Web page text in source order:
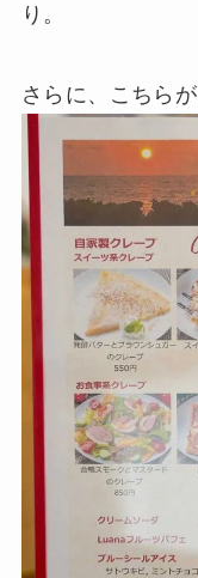
り。
さらに、こちらが